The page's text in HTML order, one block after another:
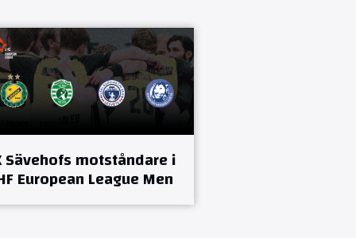
Sävehofs motståndare i
European League Men